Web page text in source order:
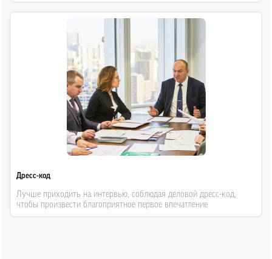
Дресс-код
Лучше приходить на интервью, соблюдая деловой дресс-код,
чтобы произвести благоприятное первое впечатление